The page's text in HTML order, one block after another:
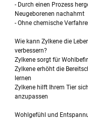
- Durch einen Prozess
Neugeborenen nachahmt
- Ohne chemische
Wie kann Zylkene die
verbessern?
Zylkene sorgt für
Zylkene erhöht die
lernen
Zylkene hilft Ihrem Tier
anzupassen
Wohlgefühl und